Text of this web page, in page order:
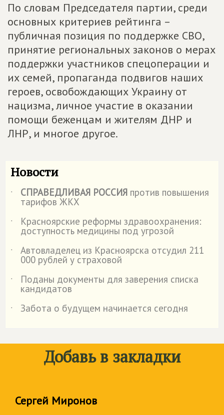
По словам Председателя партии, среди
основных критериев рейтинга –
публичная позиция по поддержке СВО,
принятие региональных законов о мерах
поддержки участников спецоперации и
их семей, пропаганда подвигов наших
героев, освобождающих Украину от
нацизма, личное участие в оказании
помощи беженцам и жителям ДНР и
ЛНР, и многое другое.
Новости
˙ СПРАВЕДЛИВАЯ РОССИЯ против повышения
тарифов ЖКХ
˙
Красноярские реформы здравоохранения:
доступность медицины под угрозой
˙
Автовладелец из Красноярска отсудил 211
000 рублей у страховой
˙
️Поданы документы для заверения списка
кандидатов
˙
Забота о будущем начинается сегодня
Добавь в закладки
Сергей Миронов